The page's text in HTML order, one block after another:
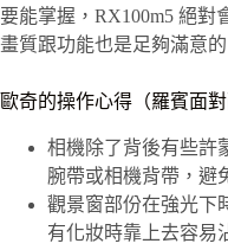
要能掌握，RX100m5 絕對
畫質跟功能也是足夠滿意的
歐奇的操作心得（羅賓面對
相機除了背後有些許
腕帶或相機背帶，避
觀景窗部份在強光下
有化妝時靠上去容易